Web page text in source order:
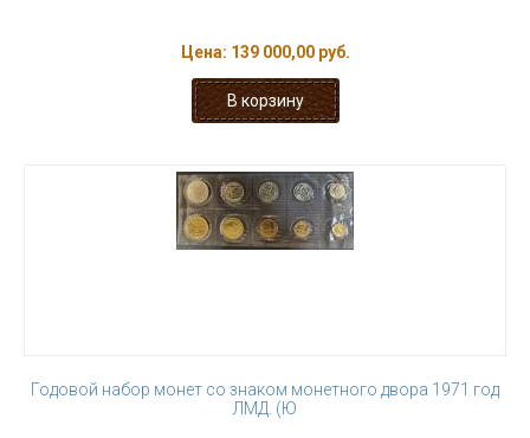
Цена: 139 000,00 руб.
Годовой набор монет со знаком монетного двора 1971 год
ЛМД. (Ю